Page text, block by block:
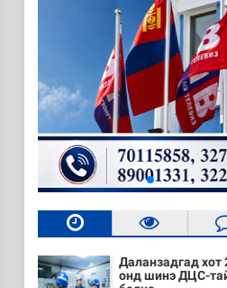
Даланзадгад хот
онд шинэ ДЦС-